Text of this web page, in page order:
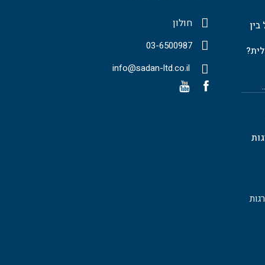
חולון
03-6500987
info@sadan-ltd.co.il